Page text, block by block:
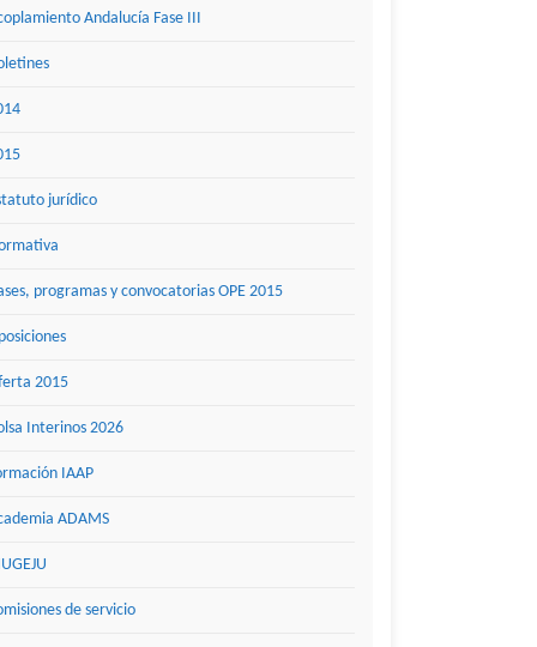
Andalucía Fase III
jurídico
programas y convocatorias OPE 2015
2015
Interinos 2026
IAAP
ADAMS
de servicio